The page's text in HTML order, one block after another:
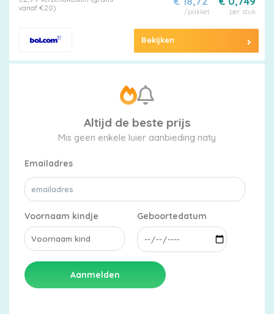
vanaf €20)
per stuk
/pakket
Bekijken
Altijd de beste prijs
Mis geen enkele luier aanbieding naty
Emailadres
Voornaam kindje Geboortedatum
Aanmelden